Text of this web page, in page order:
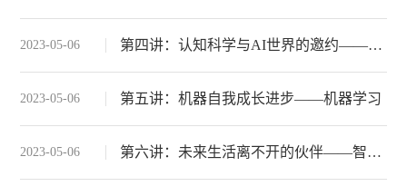
2023-05-06 第四讲：认知科学与AI世界的邀约——认知推理
2023-05-06 第五讲：机器自我成长进步——机器学习
2023-05-06 第六讲：未来生活离不开的伙伴——智能机器人